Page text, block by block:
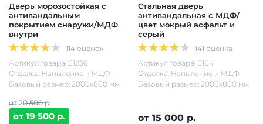
Дверь морозостойкая с
антивандальным
покрытием снаружи/МДФ
внутри
114 оценок
Артикул товара: Е1236
Отделка: Напыление и МДФ
Базовый размер: 2000х800 мм
от 20 500 р.
от 19 500 р.
Стальная дверь
антивандальная с МДФ/
цвет мокрый асфальт и
серый
141 оценка
Артикул товара: Е1041
Отделка: Напыление и МДФ
Базовый размер: 2000х800 мм
от 15 000 р.